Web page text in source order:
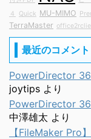
４
Quick MU-MIMO
TerraMaster
最近のコメント
PowerDirector
joytips より
PowerDirector
中澤雄太 より
【FileMaker Pro